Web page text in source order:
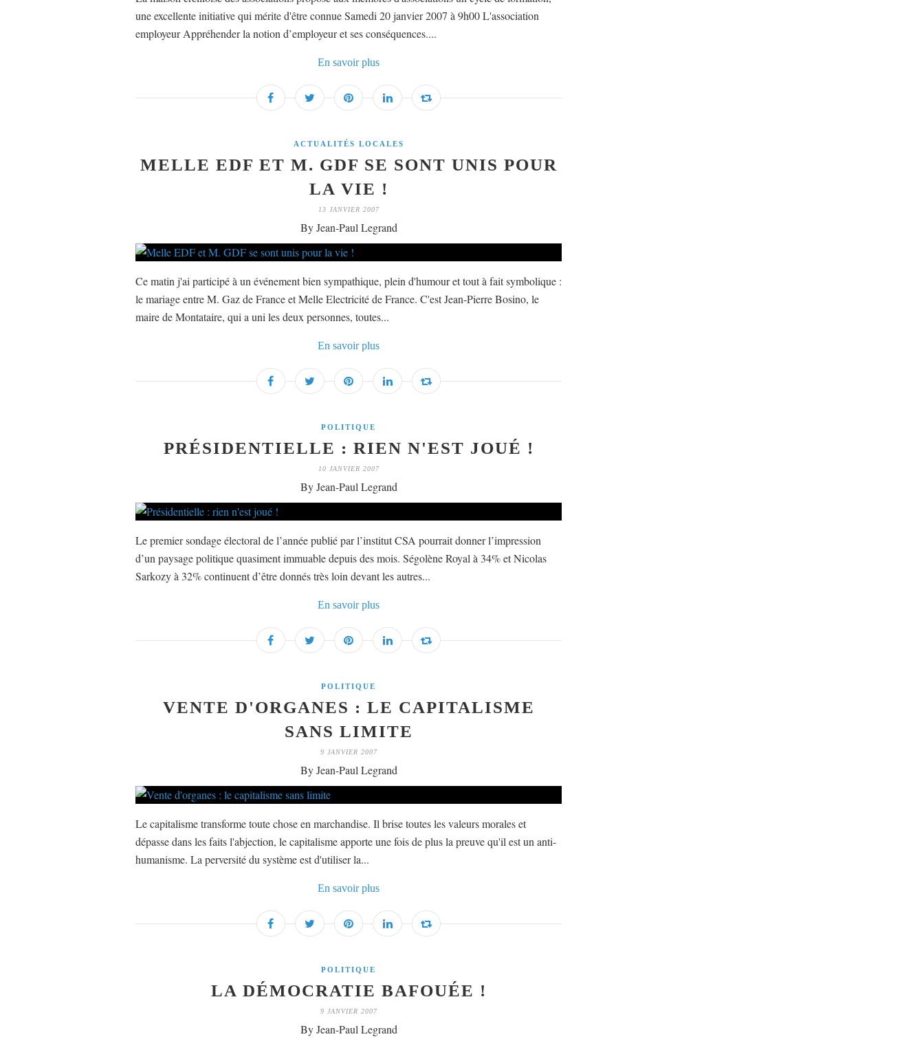
une excellente initiative qui mérite d'être connue Samedi 20 janvier 2007 à 9h00 L'association
employeur Appréhender la notion d’employeur et ses conséquences....
En savoir plus
ACTUALITÉS LOCALES
MELLE EDF ET M. GDF SE SONT UNIS POUR
LA VIE !
13 JANVIER 2007
By Jean-Paul Legrand
Ce matin j'ai participé à un événement bien sympathique, plein d'humour et tout à fait symbolique :
le mariage entre M. Gaz de France et Melle Electricité de France. C'est Jean-Pierre Bosino, le
maire de Montataire, qui a uni les deux personnes, toutes...
En savoir plus
POLITIQUE
PRÉSIDENTIELLE : RIEN N'EST JOUÉ !
10 JANVIER 2007
By Jean-Paul Legrand
Le premier sondage électoral de l’année publié par l’institut CSA pourrait donner l’impression
d’un paysage politique quasiment immuable depuis des mois. Ségolène Royal à 34% et Nicolas
Sarkozy à 32% continuent d’être donnés très loin devant les autres...
En savoir plus
POLITIQUE
VENTE D'ORGANES : LE CAPITALISME
SANS LIMITE
9 JANVIER 2007
By Jean-Paul Legrand
Le capitalisme transforme toute chose en marchandise. Il brise toutes les valeurs morales et
dépasse dans les faits l'abjection, le capitalisme apporte une fois de plus la preuve qu'il est un anti-
humanisme. La perversité du système est d'utiliser la...
En savoir plus
POLITIQUE
LA DÉMOCRATIE BAFOUÉE !
9 JANVIER 2007
By Jean-Paul Legrand